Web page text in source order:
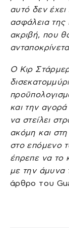
αυτό δεν
ασφάλεια της
ακριβή, που
Ο Κιρ
και την
να στείλει
ακόμη και στη
στο επόμενο
έπρεπε να το
με την άμυνα
άρθρο του